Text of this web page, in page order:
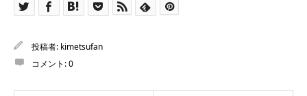
投稿者: kimetsufan
コメント:0